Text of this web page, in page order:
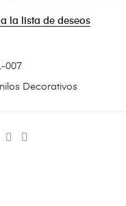
la lista de deseos
007
Decorativos